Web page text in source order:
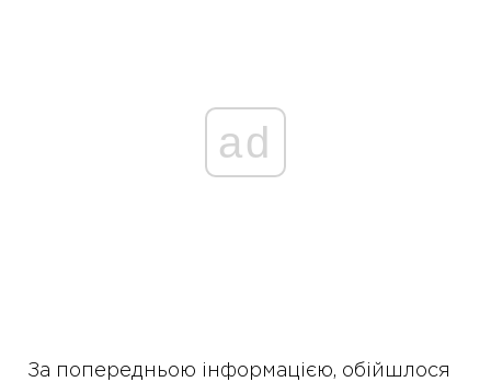
ad
За попередньою інформацією, обійшлося